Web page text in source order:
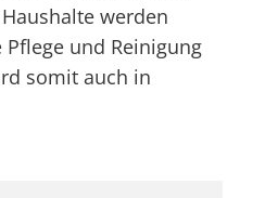
werden
und Reinigung
somit auch in